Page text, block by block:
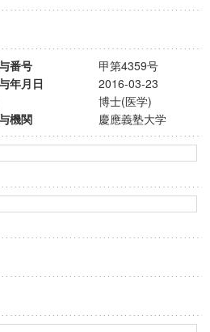
番号
甲第4359号
年月日
2016-03-23
博士(医学)
機関
慶應義塾大学